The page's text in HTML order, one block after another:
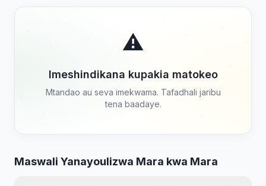
⚠️
Imeshindikana kupakia matokeo
Mtandao au seva imekwama. Tafadhali jaribu
tena baadaye.
Maswali Yanayoulizwa Mara kwa Mara